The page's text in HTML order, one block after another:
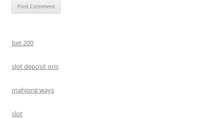
bet 200
slot deposit qris
mahjong ways
slot